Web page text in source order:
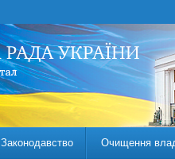
Законодавство Очищення